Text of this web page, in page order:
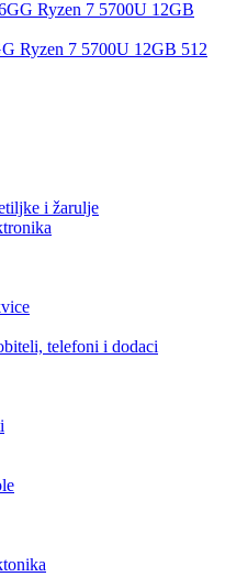
Ryzen 7 5700U 12GB 512
i žarulje
telefoni i dodaci